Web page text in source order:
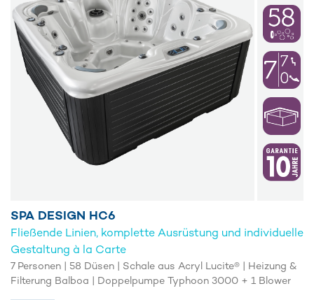
SPA DESIGN HC6
Fließende Linien, komplette Ausrüstung und individuelle
Gestaltung à la Carte
7 Personen | 58 Düsen | Schale aus Acryl Lucite® | Heizung &
Filterung Balboa | Doppelpumpe Typhoon 3000 + 1 Blower